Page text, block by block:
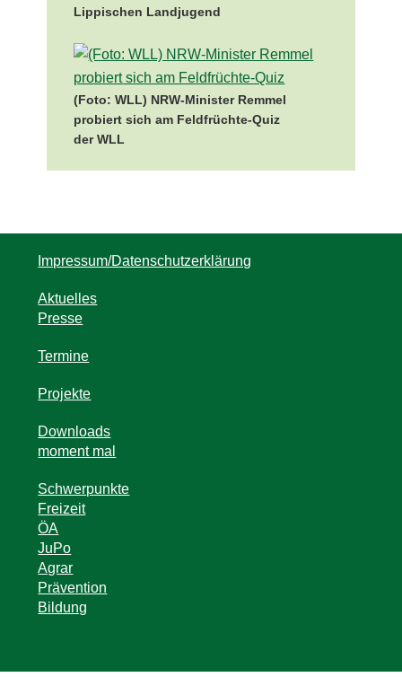
Lippischen Landjugend
(Foto: WLL) NRW-Minister Remmel
probiert sich am Feldfrüchte-Quiz
der WLL
Impressum/Datenschutzerklärung
Aktuelles
Presse
Termine
Projekte
Downloads
moment mal
Schwerpunkte
Freizeit
ÖA
JuPo
Agrar
Prävention
Bildung